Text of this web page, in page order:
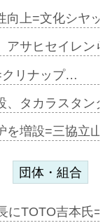
向上=文化シヤ
アサヒセイレ
クリナップ…
、タカラスタ
を増設=三協立
団体・組合
にTOTO吉本氏